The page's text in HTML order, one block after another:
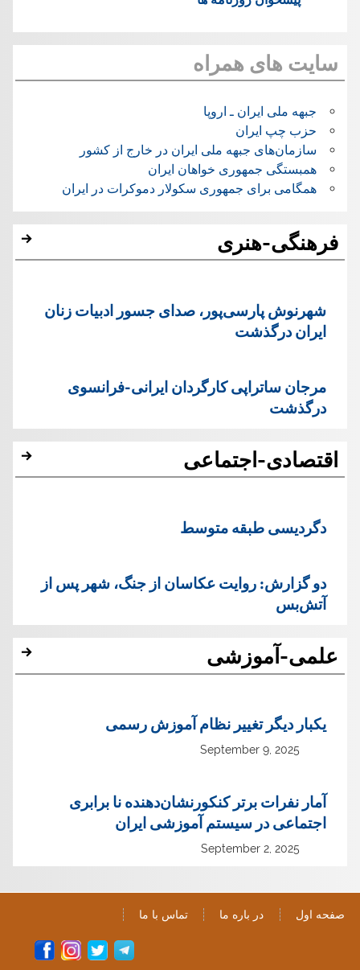
سایت های همراه
جبهه ملی ایران ـ اروپا
حزب چپ ایران
سازمان‌های جبهه ملی ایران در خارج از کشور
همبستگی جمهوری خواهان ایران
همگامی برای جمهوری سکولار دموکرات در ایران
فرهنگی-هنری
شهرنوش پارسی‌پور، صدای جسور ادبیات زنان
ایران درگذشت
مرجان ساتراپی کارگردان ایرانی-فرانسوی
درگذشت
اقتصادی-اجتماعی
دگردیسی طبقه متوسط
دو گزارش: روایت عکاسان از جنگ، شهر پس از
آتش‌بس
علمی-آموزشی
یک‏بار دیگر تغییر نظام آموزش رسمی
September 9, 2025
آمار نفرات برتر کنکورنشان‌دهنده نا برابری
اجتماعی در سیستم آموزشی ایران
September 2, 2025
صفحه اول در باره ما تماس با ما